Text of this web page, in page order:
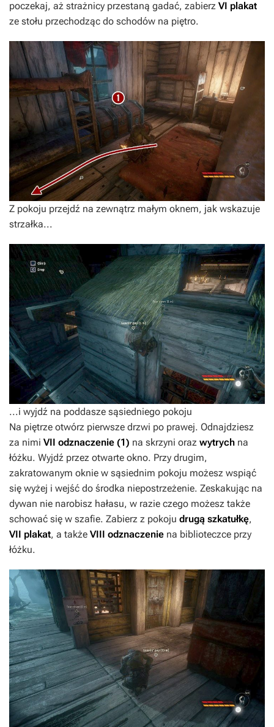
poczekaj, aż strażnicy przestaną gadać, zabierz VI plakat
ze stołu przechodząc do schodów na piętro.
Z pokoju przejdź na zewnątrz małym oknem, jak wskazuje
strzałka...
...i wyjdź na poddasze sąsiedniego pokoju
Na piętrze otwórz pierwsze drzwi po prawej. Odnajdziesz
za nimi VII odznaczenie (1) na skrzyni oraz wytrych na
łóżku. Wyjdź przez otwarte okno. Przy drugim,
zakratowanym oknie w sąsiednim pokoju możesz wspiąć
się wyżej i wejść do środka niepostrzeżenie. Zeskakując na
dywan nie narobisz hałasu, w razie czego możesz także
schować się w szafie. Zabierz z pokoju drugą szkatułkę,
VII plakat, a także VIII odznaczenie na biblioteczce przy
łóżku.